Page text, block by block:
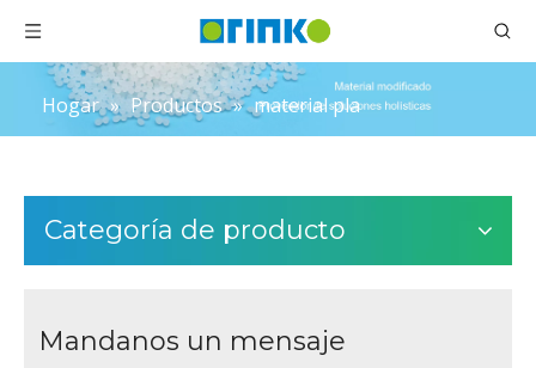
Hogar » Productos » material pla
Categoría de producto
Mandanos un mensaje